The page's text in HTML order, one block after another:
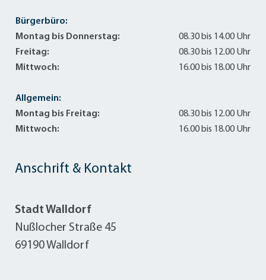
Anschrift & Kontakt
Stadt Walldorf
Nußlocher Straße 45
69190 Walldorf
Bürgerbüro:
Montag bis Donnerstag:
08.30 bis 14.00 Uhr
Freitag:
08.30 bis 12.00 Uhr
Mittwoch:
16.00 bis 18.00 Uhr
Allgemein:
Montag bis Freitag:
08.30 bis 12.00 Uhr
Mittwoch:
16.00 bis 18.00 Uhr